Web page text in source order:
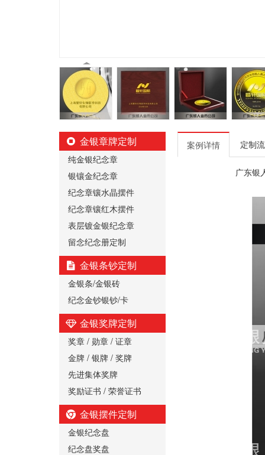
金银章牌定制
纯金银纪念章
银镶金纪念章
纪念章镶水晶摆件
纪念章镶红木摆件
表层镀金银纪念章
留念纪念册定制
金银条钞定制
金银条/金银砖
纪念金钞银钞/卡
金银奖牌定制
奖章 / 勋章 / 证章
金牌 / 银牌 / 奖牌
先进集体奖牌
奖励证书 / 荣誉证书
金银摆件定制
金银纪念盘
纪念盘奖盘
案例详情 定制
广东银